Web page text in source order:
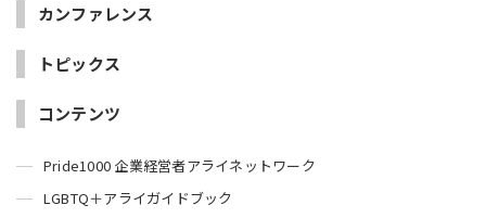
カンファレンス
トピックス
コンテンツ
Pride1000 企業経営者アライネットワーク
LGBTQ＋アライガイドブック